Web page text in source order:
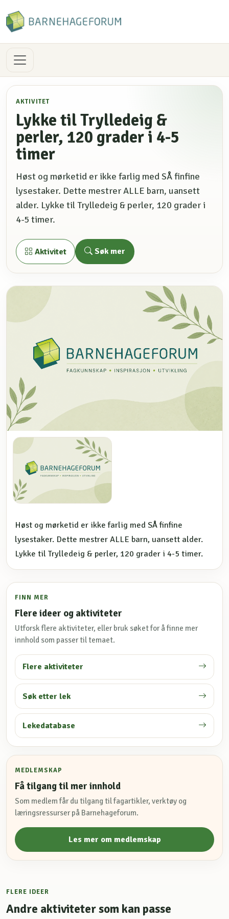
AKTIVITET
Lykke til Trylledeig &
perler, 120 grader i 4-5
timer
Høst og mørketid er ikke farlig med SÅ finfine
lysestaker. Dette mestrer ALLE barn, uansett
alder. Lykke til Trylledeig & perler, 120 grader i
4-5 timer.
Aktivitet Søk mer
Høst og mørketid er ikke farlig med SÅ finfine
lysestaker. Dette mestrer ALLE barn, uansett alder.
Lykke til Trylledeig & perler, 120 grader i 4-5 timer.
FINN MER
Flere ideer og aktiviteter
Utforsk flere aktiviteter, eller bruk søket for å finne mer
innhold som passer til temaet.
Flere aktiviteter
Søk etter lek
Lekedatabase
MEDLEMSKAP
Få tilgang til mer innhold
Som medlem får du tilgang til fagartikler, verktøy og
læringsressurser på Barnehageforum.
Les mer om medlemskap
FLERE IDEER
Andre aktiviteter som kan passe